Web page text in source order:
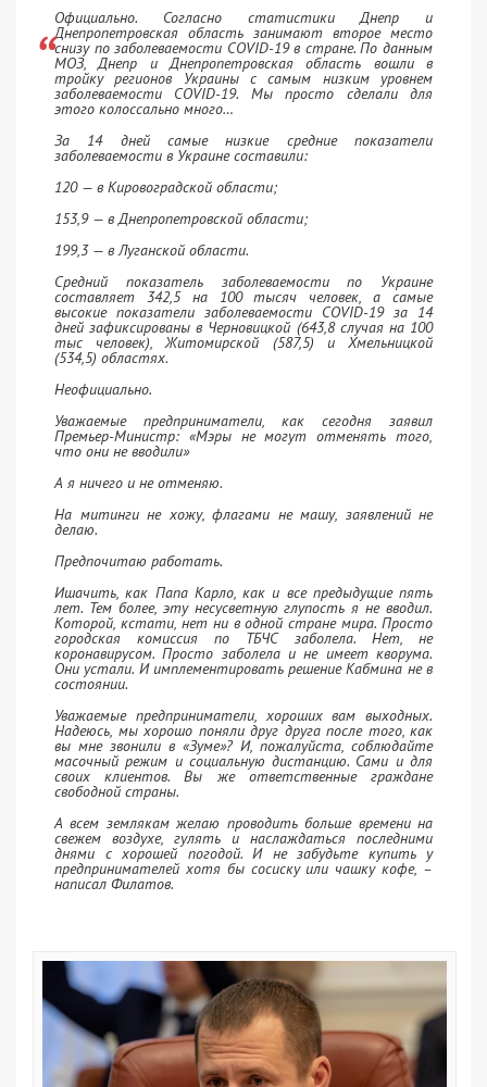
Официально. Согласно статистики Днепр и
Днепропетровская область занимают второе место
снизу по заболеваемости COVID-19 в стране. По данным
МОЗ, Днепр и Днепропетровская область вошли в
тройку регионов Украины с самым низким уровнем
заболеваемости COVID-19. Мы просто сделали для
этого колоссально много…
За 14 дней самые низкие средние показатели
заболеваемости в Украине составили:
120 — в Кировоградской области;
153,9 — в Днепропетровской области;
199,3 — в Луганской области.
Средний показатель заболеваемости по Украине
составляет 342,5 на 100 тысяч человек, а самые
высокие показатели заболеваемости COVID-19 за 14
дней зафиксированы в Черновицкой (643,8 случая на 100
тыс человек), Житомирской (587,5) и Хмельницкой
(534,5) областях.
Неофициально.
Уважаемые предприниматели, как сегодня заявил
Премьер-Министр: «Мэры не могут отменять того,
что они не вводили»
А я ничего и не отменяю.
На митинги не хожу, флагами не машу, заявлений не
делаю.
Предпочитаю работать.
Ишачить, как Папа Карло, как и все предыдущие пять
лет. Тем более, эту несусветную глупость я не вводил.
Которой, кстати, нет ни в одной стране мира. Просто
городская комиссия по ТБЧС заболела. Нет, не
коронавирусом. Просто заболела и не имеет кворума.
Они устали. И имплементировать решение Кабмина не в
состоянии.
Уважаемые предприниматели, хороших вам выходных.
Надеюсь, мы хорошо поняли друг друга после того, как
вы мне звонили в «Зуме»? И, пожалуйста, соблюдайте
масочный режим и социальную дистанцию. Сами и для
своих клиентов. Вы же ответственные граждане
свободной страны.
А всем землякам желаю проводить больше времени на
свежем воздухе, гулять и наслаждаться последними
днями с хорошей погодой. И не забудьте купить у
предпринимателей хотя бы сосиску или чашку кофе, –
написал Филатов.